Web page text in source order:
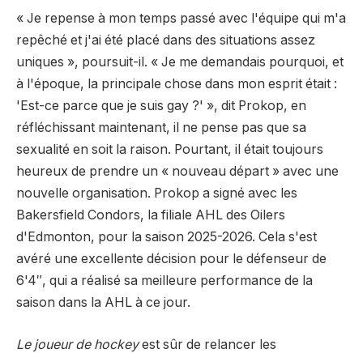
« Je repense à mon temps passé avec l'équipe qui m'a
repêché et j'ai été placé dans des situations assez
uniques », poursuit-il. « Je me demandais pourquoi, et
à l'époque, la principale chose dans mon esprit était :
'Est-ce parce que je suis gay ?' », dit Prokop, en
réfléchissant maintenant, il ne pense pas que sa
sexualité en soit la raison. Pourtant, il était toujours
heureux de prendre un « nouveau départ » avec une
nouvelle organisation. Prokop a signé avec les
Bakersfield Condors, la filiale AHL des Oilers
d'Edmonton, pour la saison 2025-2026. Cela s'est
avéré une excellente décision pour le défenseur de
6'4″, qui a réalisé sa meilleure performance de la
saison dans la AHL à ce jour.
Le joueur de hockeyest sûr de relancer les